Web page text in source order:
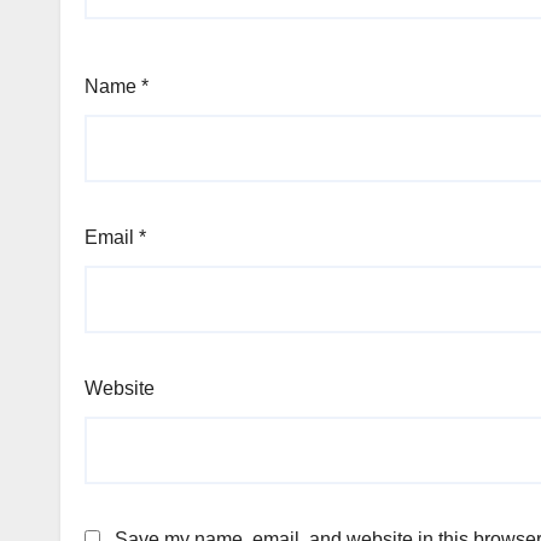
Name *
Email *
Website